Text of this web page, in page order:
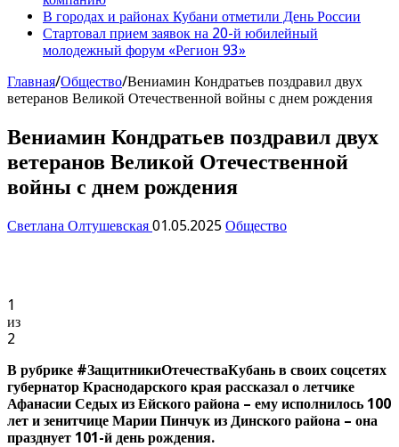
В городах и районах Кубани отметили День России
Стартовал прием заявок на 20-й юбилейный
молодежный форум «Регион 93»
Главная/Общество/Вениамин Кондратьев поздравил двух
ветеранов Великой Отечественной войны с днем рождения
Вениамин Кондратьев поздравил двух
ветеранов Великой Отечественной
войны с днем рождения
Светлана Олтушевская 01.05.2025 Общество
1
из
2
В рубрике #ЗащитникиОтечестваКубань в своих соцсетях
губернатор Краснодарского края рассказал о летчике
Афанасии Седых из Ейского района – ему исполнилось 100
лет и зенитчице Марии Пинчук из Динского района – она
празднует 101-й день рождения.